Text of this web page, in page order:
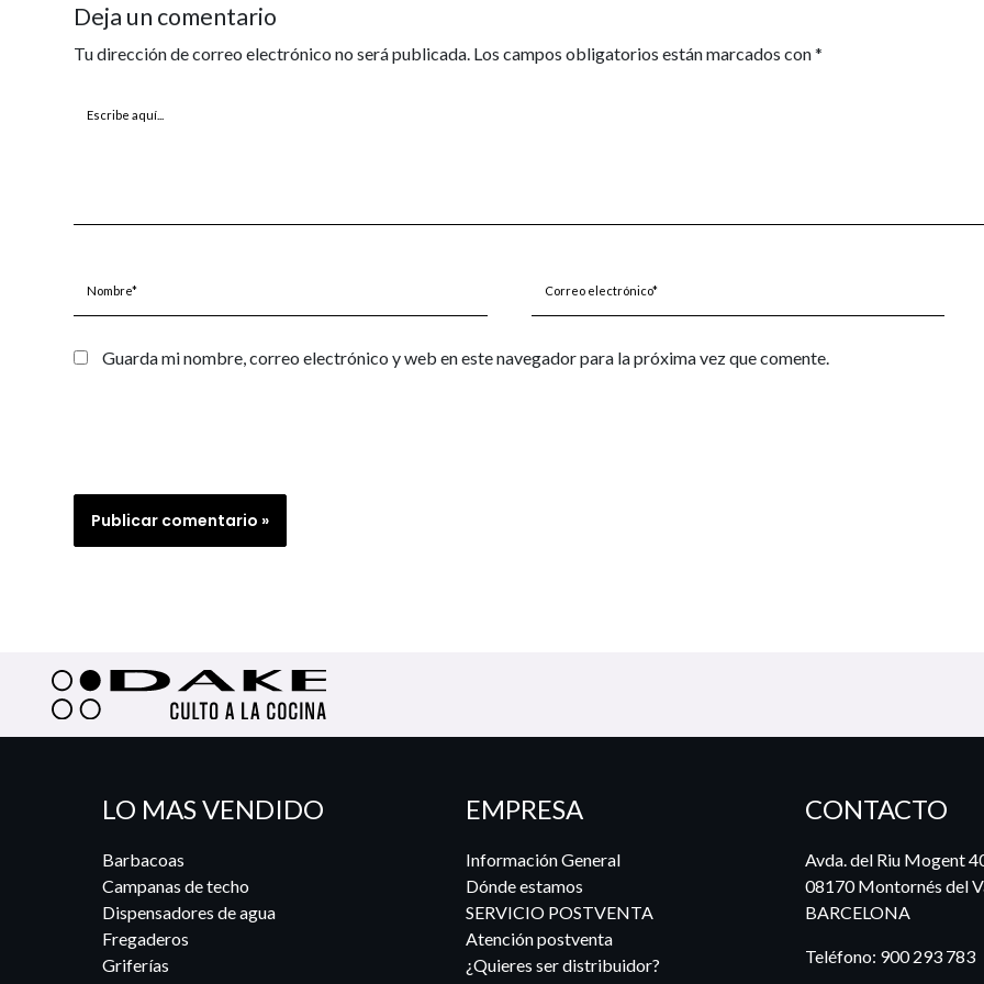
Deja un comentario
Tu dirección de correo electrónico no será publicada. Los campos obligatorios están marcados con*
Escribe
electrónico*
Guarda mi nombre, correo electrónico y web en este navegador para la próxima vez que comente.
LO MAS VENDIDO
Barbacoas
Campanas de techo
Dispensadores de agua
Fregaderos
Griferías
EMPRESA
Información General
Dónde estamos
SERVICIO POSTVENTA
Atención postventa
¿Quieres ser distribuidor?
CONTACTO
Avda. del Riu Mogent
08170 Montornés del
BARCELONA
Teléfono: 900 293 783